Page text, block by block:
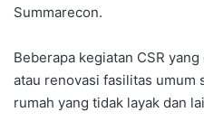
Summarecon.
‎Beberapa kegiatan CSR
atau renovasi fasilitas umum
rumah yang tidak layak dan